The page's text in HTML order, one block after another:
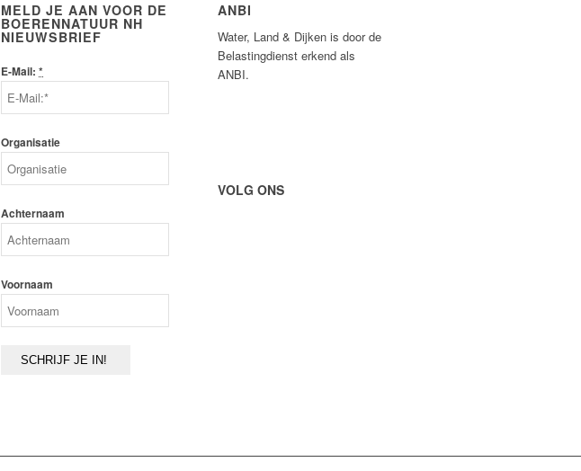
MELD JE AAN VOOR DE
BOERENNATUUR NH
NIEUWSBRIEF
E-Mail:*
Organisatie
Achternaam
Voornaam
ANBI
Water, Land & Dijken is door de
Belastingdienst erkend als
ANBI.
VOLG ONS